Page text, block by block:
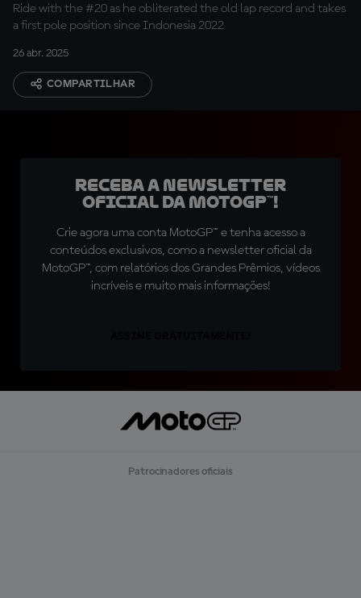
Ride with the #20 as he obliterated the old lap record and takes
a first pole position since Indonesia 2022
26 abr. 2025
COMPARTILHAR
Receba a newsletter
oficial da MotoGP™!
Crie agora uma conta MotoGP™ e tenha acesso a
conteúdos exclusivos, como a newsletter oficial da
MotoGP™, com relatórios dos Grandes Prêmios, vídeos
incríveis e muito mais informações!
Patrocinadores oficiais